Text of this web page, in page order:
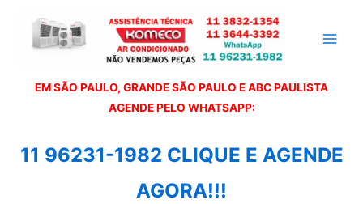
EM SÃO PAULO, GRANDE SÃO PAULO E ABC PAULISTA
AGENDE PELO WHATSAPP:
11 96231-1982 CLIQUE E AGENDE
AGORA!!!